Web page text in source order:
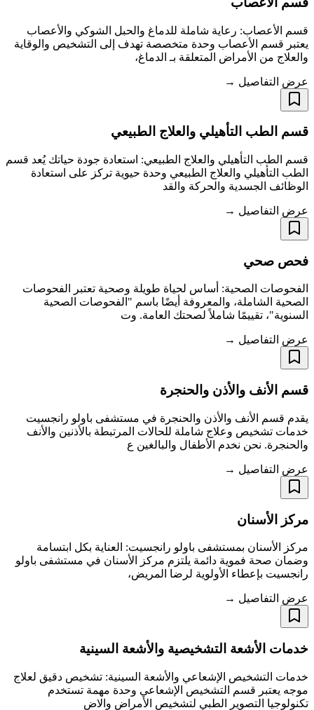
قسم الأعصاب: رعاية شاملة للدماغ والحبل الشوكي والأعصاب
يعتبر قسم الأعصاب وحدة متخصصة تهدف إلى التشخيص والوقاية
والعلاج من الأمراض المتعلقة بـ الدماغ،
عرض التفاصيل →
قسم الطب التأهيلي والعلاج الطبيعي
قسم الطب التأهيلي والعلاج الطبيعي: استعادة جودة حياتك يُعد قسم
الطب التأهيلي والعلاج الطبيعي وحدة حيوية تركز على استعادة
الوظائف الجسدية والحركة والقد
عرض التفاصيل →
فحص صحي
الفحوصات الصحية: أساس لحياة طويلة وصحية تعتبر الفحوصات
الصحية الشاملة، والمعروفة أيضًا باسم "الفحوصات الصحية
السنوية"، تقييمًا شاملاً لصحتك العامة. وت
عرض التفاصيل →
قسم الأنف والأذن والحنجرة
يقدم قسم الأنف والأذن والحنجرة في مستشفى باولو رانجسيت
خدمات تشخيص وعلاج شاملة للحالات المرتبطة بالأذنين والأنف
والحنجرة. نحن نخدم الأطفال والبالغين ع
عرض التفاصيل →
مركز الأسنان
مركز الأسنان بمستشفى باولو رانجسيت: العناية بكل ابتسامة
وضمان صحة فموية دائمة يلتزم مركز الأسنان في مستشفى باولو
رانجسيت بإعطاء الأولوية لرضا المريض،
عرض التفاصيل →
خدمات الأشعة التشخيصية والأشعة السينية
خدمات التشخيص الإشعاعي والأشعة السينية: تشخيص دقيق لعلاج
موجه يعتبر قسم التشخيص الإشعاعي وحدة مهمة تستخدم
تكنولوجيا التصوير الطبي لتشخيص الأمراض والاض